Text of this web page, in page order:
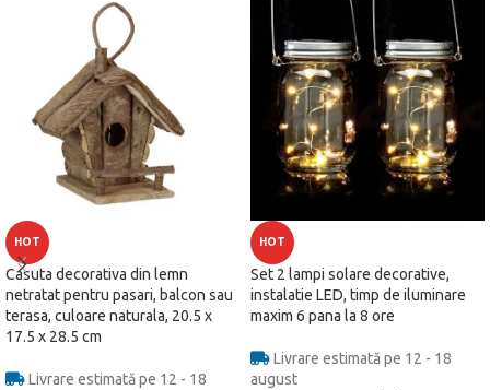
HOT
Casuta decorativa din lemn
netratat pentru pasari, balcon sau
terasa, culoare naturala, 20.5 x
17.5 x 28.5 cm
Livrare estimată pe 12 - 18
HOT
Set 2 lampi solare decorative,
instalatie LED, timp de iluminare
maxim 6 pana la 8 ore
Livrare estimată pe 12 - 18
august